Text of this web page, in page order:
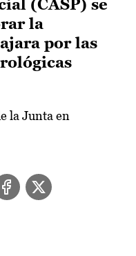
(CASP) se
la
por las
la Junta en